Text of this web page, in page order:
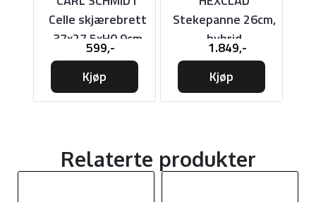
Celle skjærebrett
37x27,5xH0,9cm
599,-
Kjøp
Stekepanne 26cm,
hybrid
1.849,-
Kjøp
Relaterte produkter